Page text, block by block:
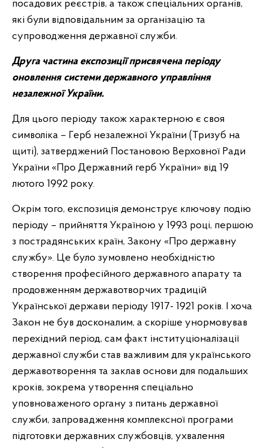
посадових реєстрів, а також спеціальних органів,
які були відповідальним за організацію та
супроводження державної служби.
Друга частина експозиції присвячена періоду
оновлення системи державного управління
незалежної України.
Для цього періоду також характерною є своя
символіка – Герб незалежної України (Тризуб на
щиті), затверджений Постановою Верховної Ради
України «Про Державний герб України» від 19
лютого 1992 року.
Окрім того, експозиція демонструє ключову подію
періоду – прийняття Україною у 1993 році, першою
з пострадянських країн, Закону «Про державну
службу». Це було зумовлено необхідністю
створення професійного державного апарату та
продовженням державотворчих традицій
Української держави періоду 1917- 1921 років. І хоча
Закон не був досконалим, а скоріше унормовував
перехідний період, сам факт інституціоналізації
державної служби став важливим для українського
державотворення та заклав основи для подальших
кроків, зокрема утворення спеціально
уповноваженого органу з питань державної
служби, запровадження комплексної програми
підготовки державних службовців, ухвалення